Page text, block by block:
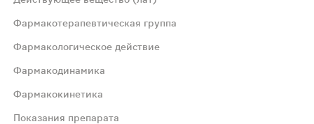
Фармакотерапевтическая группа
Фармакологическое действие
Фармакодинамика
Фармакокинетика
Показания препарата